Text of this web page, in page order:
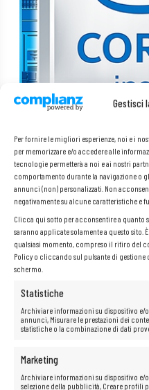
Gestisci
Per fornire le migliori esperienze, noi e i
per memorizzare e/o accedere alle
tecnologie permetterà a noi e ai nostri
comportamento durante la navigazione o
annunci (non) personalizzati. Non
negativamente su alcune caratteristiche e
Clicca qui sotto per acconsentire a quanto
saranno applicate solamente a questo
qualsiasi momento, compreso il ritiro del
Policy o cliccando sul pulsante di
schermo.
Statistiche
Archiviare informazioni su dispositivo e/
annunci, Misurare le prestazioni dei
statistiche o la combinazione di dati
Marketing
Archiviare informazioni su dispositivo e/
selezione della pubblicità, Creare profili
Disco veloce SSD da 120 GB
Il disco SSD è diverse volte più
Questi dischi sono caratterizzati
una resistenza agli urti molto